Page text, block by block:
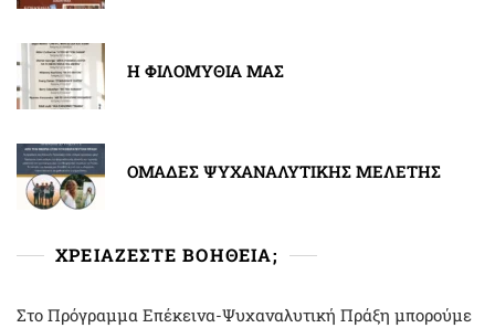
Η ΦΙΛΟΜΥΘΙΑ ΜΑΣ
ΟΜΑΔΕΣ ΨΥΧΑΝΑΛΥΤΙΚΗΣ ΜΕΛΕΤΗΣ
ΧΡΕΙΑΖΕΣΤΕ ΒΟΗΘΕΙΑ;
Στο Πρόγραμμα Επέκεινα-Ψυχαναλυτική Πράξη μπορούμε